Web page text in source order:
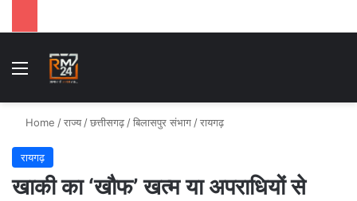
Menu
Home /राज्य /छत्तीसगढ़ /बिलासपुर संभाग /रायगढ़
रायगढ़
खाकी का ‘खौफ’ खत्म या अपराधियों से